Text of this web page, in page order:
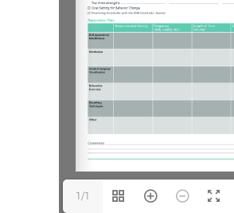
NUESTRO MODELO
¿CÓMO TRABAJAMOS?
OPTIMIZACIÓN
HORMONAL
EQUIPO
CLÍNICA
NOSOTROS
1/1